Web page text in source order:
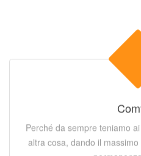
Perché da sempre teniamo
altra cosa, dando il